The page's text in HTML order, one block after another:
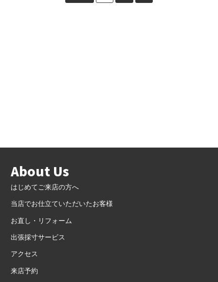
About Us
はじめてご来店の方へ
当店でお仕立ていただいたお客様
お直し・リフォーム
出張採寸サービス
アクセス
来店予約